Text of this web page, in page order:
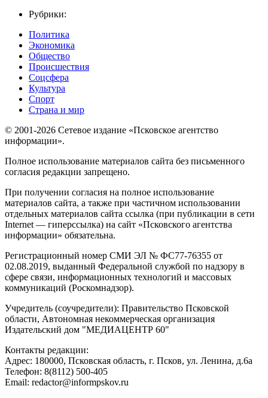
Рубрики:
Политика
Экономика
Общество
Происшествия
Соцсфера
Культура
Спорт
Страна и мир
© 2001-2026 Сетевое издание «Псковское агентство
информации».
Полное использование материалов сайта без письменного
согласия редакции запрещено.
При получении согласия на полное использование
материалов сайта, а также при частичном использовании
отдельных материалов сайта ссылка (при публикации в сети
Internet — гиперссылка) на сайт «Псковского агентства
информации» обязательна.
Регистрационный номер СМИ ЭЛ № ФС77-76355 от
02.08.2019, выданный Федеральной службой по надзору в
сфере связи, информационных технологий и массовых
коммуникаций (Роскомнадзор).
Учредитель (соучредители): Правительство Псковской
области, Автономная некоммерческая организация
Издательский дом "МЕДИАЦЕНТР 60"
Контакты редакции:
Адреc: 180000, Псковская область, г. Псков, ул. Ленина, д.6а
Телефон: 8(8112) 500-405
Email: redactor@informpskov.ru